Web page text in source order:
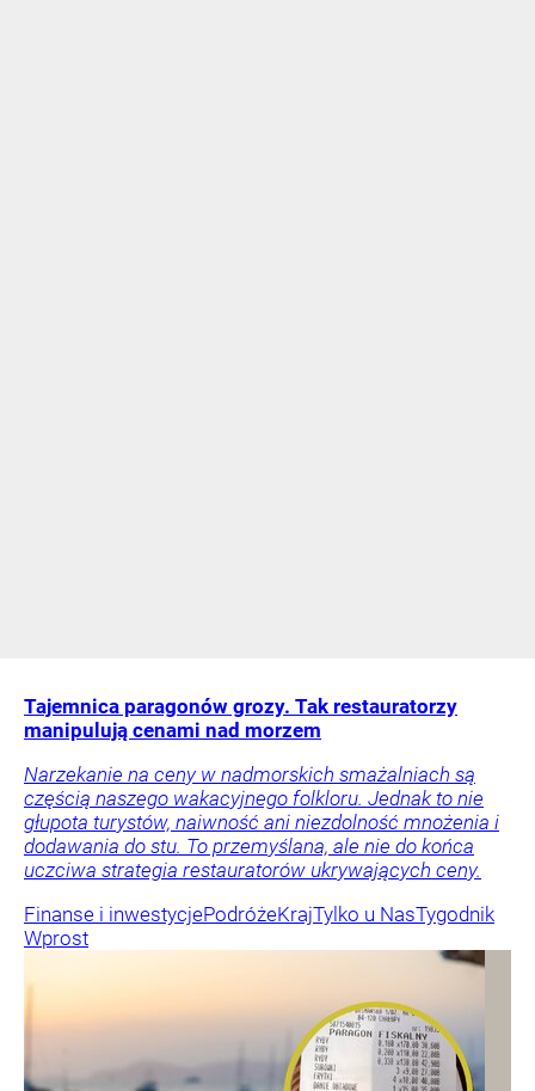
Tajemnica paragonów grozy. Tak restauratorzy
manipulują cenami nad morzem
Narzekanie na ceny w nadmorskich smażalniach są
częścią naszego wakacyjnego folkloru. Jednak to nie
głupota turystów, naiwność ani niezdolność mnożenia i
dodawania do stu. To przemyślana, ale nie do końca
uczciwa strategia restauratorów ukrywających ceny.
Finanse i inwestycjePodróżeKrajTylko u NasTygodnik
Wprost